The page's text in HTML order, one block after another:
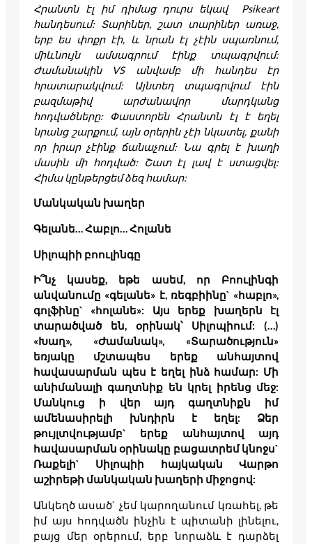
Հրանտն էլ իմ դիմաց դուրս եկավ Psikeart
հանդեսում: Տարիներ, շատ տարիներ առաջ,
երբ ես փոքր էի, և նրան էլ չէին սպառնում,
միևնույն ամսագրում էինք տպագրվում:
Ժամանակին VS անվամբ մի հանդես էր
հրատարակվում: Այնտեղ տպագրվում էին
բազմաթիվ արժանավոր մարդկանց
հոդվածները: Փաստորեն Հրանտն էլ է եղել
նրանց շարքում, այն օրերին չէի նկատել, քանի
որ իրար չէինք ճանաչում: Նա գրել է խաղի
մասին մի հոդված: Շատ էլ լավ է ստացվել:
Հիմա կընթերցեմ ձեզ համար:
Մանկական խաղեր
Գելանե… Հաբլո… Հոլանե
Սիլոպիի բոուլինգը
Ի՞նչ կասեք, եթե ասեմ, որ Բոուլինգի
անվանումը «գելանե» է, ռեգբիինը` «հաբլո»,
գոլֆինը` «հոլանե»: Այս երեք խաղերն էլ
տարածված են, օրինակ՝ Սիլոպիում: (…)
«Խաղ», «Ժամանակ», «Տարածություն»
եռյակը մշտապես երեք անհայտով
հավասարման պես է եղել ինձ համար: Մի
անիմանալի գաղտնիք են կրել իրենց մեջ:
Մանկուց ի վեր այդ գաղտնիքն իմ
ամենասիրելի խնդիրն է եղել: Ձեր
թույլտվությամբ` երեք անհայտով այդ
հավասարման օրինակը բացատրեմ կնոջս`
Ռաքելի` Սիլոպիի հայկական Վարթո
աշիրեթի մանկական խաղերի միջոցով:
Անկեղծ ասած` չեմ կարողանում կռահել, թե
իմ այս հոդվածն ինչին է պիտանի լինելու,
բայց մեր օրերում, երբ նորաձև է դարձել